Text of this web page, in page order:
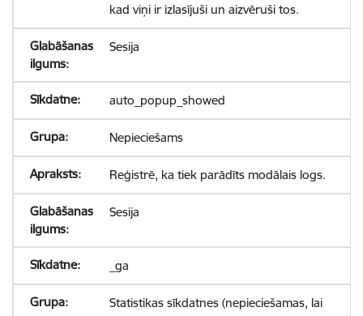
kad viņi ir izlasījuši un aizvēruši tos.
Sesija
auto_popup_showed
Nepieciešams
Reģistrē, ka tiek parādīts modālais logs.
Sesija
_ga
Statistikas sīkdatnes (nepieciešamas, lai